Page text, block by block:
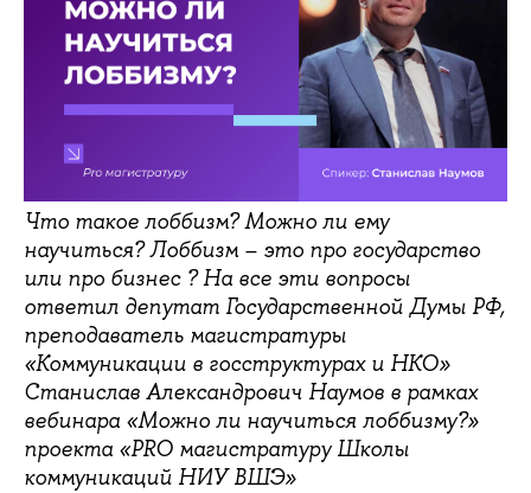
Что такое лоббизм? Можно ли ему
научиться? Лоббизм – это про государство
или про бизнес ? На все эти вопросы
ответил депутат Государственной Думы РФ,
преподаватель магистратуры
«Коммуникации в госструктурах и НКО»
Станислав Александрович Наумов в рамках
вебинара «Можно ли научиться лоббизму?»
проекта «PRO магистратуру Школы
коммуникаций НИУ ВШЭ»